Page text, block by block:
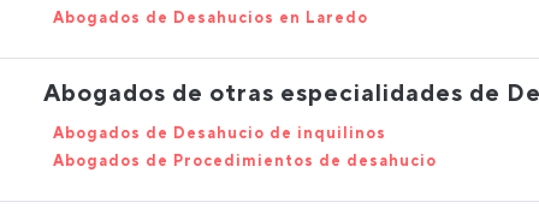
Abogados de Desahucios en Laredo
Abogados de otras especialidades de
Abogados de Desahucio de inquilinos
Abogados de Procedimientos de desahucio